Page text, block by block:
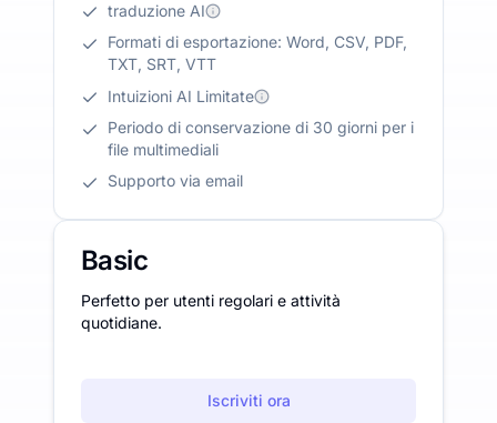
traduzione AI
Formati di esportazione: Word, CSV, PDF,
TXT, SRT, VTT
Intuizioni AI Limitate
Periodo di conservazione di 30 giorni per i
file multimediali
Supporto via email
Basic
Perfetto per utenti regolari e attività
quotidiane.
Iscriviti ora